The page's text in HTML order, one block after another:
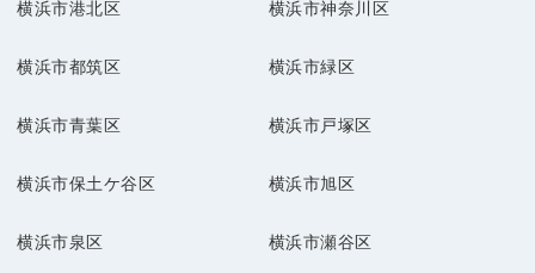
横浜市港北区 横浜市神奈川区
横浜市都筑区 横浜市緑区
横浜市青葉区 横浜市戸塚区
横浜市保土ケ谷区 横浜市旭区
横浜市泉区 横浜市瀬谷区